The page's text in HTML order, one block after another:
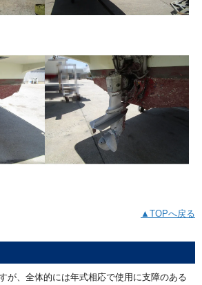
▲TOPへ戻る
が、全体的には年式相応で使用に支障のある